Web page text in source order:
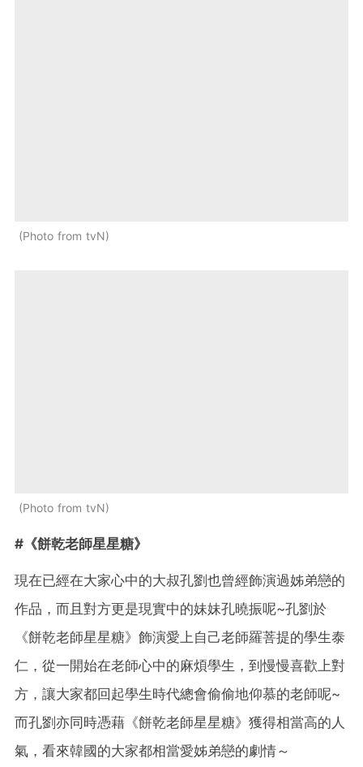
Photo from tvN
Photo from tvN
#《餅乾老師星星糖》
現在已經在大家心中的大叔孔劉也曾經飾演過姊弟戀的
作品，而且對方更是現實中的妹妹孔曉振呢~孔劉於
《餅乾老師星星糖》飾演愛上自己老師羅菩提的學生泰
仁，從一開始在老師心中的麻煩學生，到慢慢喜歡上對
方，讓大家都回起學生時代總會偷偷地仰慕的老師呢~
而孔劉亦同時憑藉《餅乾老師星星糖》獲得相當高的人
氣，看來韓國的大家都相當愛姊弟戀的劇情～